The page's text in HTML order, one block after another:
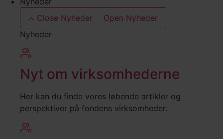
Close Nyheder
Open Nyheder
Nyheder
Nyt om virksomhederne
Her kan du finde vores løbende artikler og
perspektiver på fondens virksomheder.